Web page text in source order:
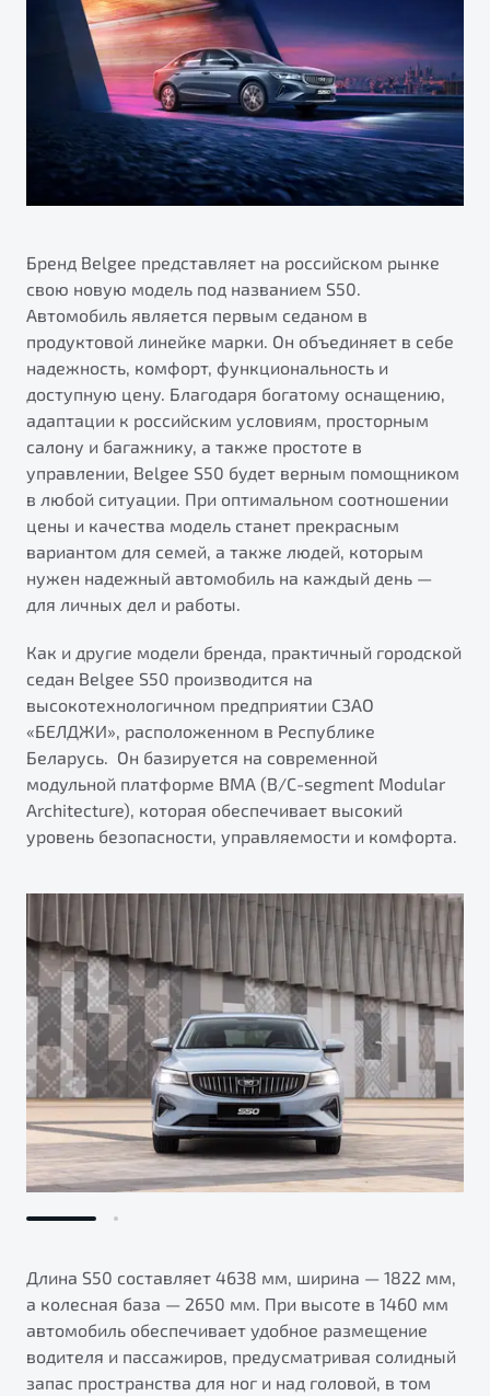
Яркий кроссовер
от 2 219 990 ₽*
Обзор В наличии
Элегантный и практичный седан
от 1 699 990 ₽*
Обзор В наличии
Обзор В наличии
Автокредит
Трейд-ин
Страхование
Расчет КАСКО
Узнайте о специальных выгодах при покупке
автомобиля Belgee
Подробно
Автомобили в наличии
Тест-драйв
Автокредит
Спецпредложения
ПОДДЕРЖКА
Гарантия Belgee
Belgee Линк
Belgee Клуб
Belgee Плюс
Клиентская поддержка
Помощь на дорогах
Будьте еще более уверены на дорогах с программой
Преимущества программы
Запись на сервис
Калькулятор ТО
О дилерском центре
Правовая информация
Бренд Belgee представляет на российском рынке
свою новую модель под названием S50.
Автомобиль является первым седаном в
продуктовой линейке марки. Он объединяет в себе
надежность, комфорт, функциональность и
доступную цену. Благодаря богатому оснащению,
адаптации к российским условиям, просторным
салону и багажнику, а также простоте в
управлении, Belgee S50 будет верным помощником
в любой ситуации. При оптимальном соотношении
цены и качества модель станет прекрасным
вариантом для семей, а также людей, которым
нужен надежный автомобиль на каждый день —
для личных дел и работы.
Как и другие модели бренда, практичный городской
седан Belgee S50 производится на
высокотехнологичном предприятии СЗАО
«БЕЛДЖИ», расположенном в Республике
Беларусь. Он базируется на современной
модульной платформе BMA (B/С-segment Modular
Architecture), которая обеспечивает высокий
уровень безопасности, управляемости и комфорта.
Длина S50 составляет 4638 мм, ширина — 1822 мм,
а колесная база — 2650 мм. При высоте в 1460 мм
автомобиль обеспечивает удобное размещение
водителя и пассажиров, предусматривая солидный
запас пространства для ног и над головой, в том